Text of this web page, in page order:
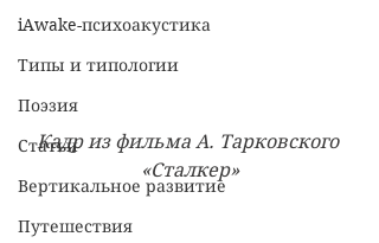
iAwake-психоакустика
Типы и типологии
Поэзия
Статьи
Вертикальное развитие
Путешествия
Кадр из фильма А. Тарковского
«Сталкер»